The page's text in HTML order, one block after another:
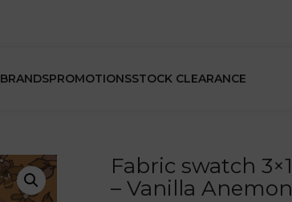
PROMOTIONSSTOCK CLEARANCE
Fabric swatch
– Vanilla